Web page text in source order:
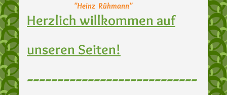
"Heinz Rühmann"
Herzlich willkommen auf
unseren Seiten!
----------------------------